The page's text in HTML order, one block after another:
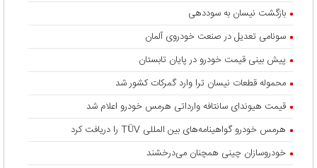
بازگشت نیسان به سوددهی
سونامی تعدیل در صنعت خودروی آلمان
پیش بینی قیمت خودرو در پایان تابستان
محموله قطعات نیسان ترا وارد گمرکات کشور شد
قیمت هیوندای سانتافه وارداتی هرمس خودرو اعلام شد
هرمس خودرو گواهینامه‌های بین المللی TÜV را دریافت کرد
خودروسازان چینی همچنان می‌درخشند